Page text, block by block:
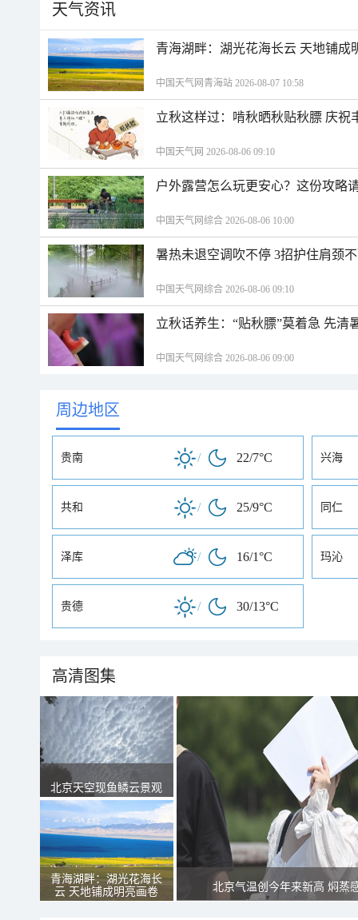
天气资讯
青海湖畔：湖光花海长云 天地铺成
中国天气网青海站 2026-08-07 10:58
立秋这样过：啃秋晒秋贴秋膘 庆祝
中国天气网 2026-08-06 09:10
户外露营怎么玩更安心？这份攻略
中国天气网综合 2026-08-06 10:00
暑热未退空调吹不停 3招护住肩颈
中国天气网综合 2026-08-06 09:10
立秋话养生：“贴秋膘”莫着急 先清
中国天气网综合 2026-08-06 09:00
周边地区
贵南 / 22/7°C 兴海
共和 / 25/9°C 同仁
泽库 / 16/1°C 玛沁
贵德 / 30/13°C
高清图集
北京天空现鱼鳞云景观
青海湖畔：湖光花海长
云 天地铺成明亮画卷
北京气温创今年来新高 焖蒸